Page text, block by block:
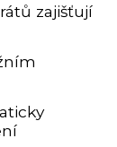
zajišťují